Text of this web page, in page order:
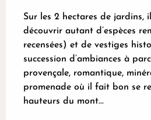
Sur les 2 hectares de jardins,
découvrir autant d’espèces
recensées) et de vestiges
succession d’ambiances à
provençale, romantique,
promenade où il fait bon se
hauteurs du mont...